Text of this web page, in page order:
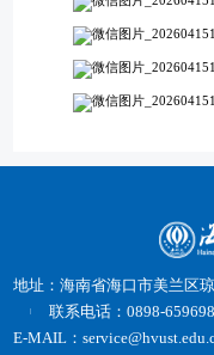
地址：海南省海口市美兰区
联系电话：0898-
E-MAIL：